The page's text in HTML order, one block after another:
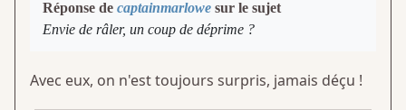
Réponse de captainmarlowe sur le sujet
Envie de râler, un coup de déprime ?
Avec eux, on n'est toujours surpris, jamais déçu !